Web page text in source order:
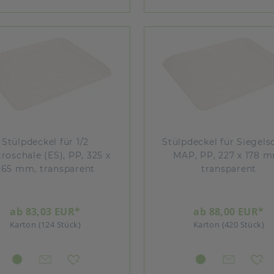
Stülpdeckel für 1/2
(ES), PP, 325 x
mm, transparent
ab 83,03 EUR*
Karton (124 Stück)
Stülpdeckel für
MAP, PP, 227 x 178
transparent
ab 88,00 EUR*
Karton (420 Stück)